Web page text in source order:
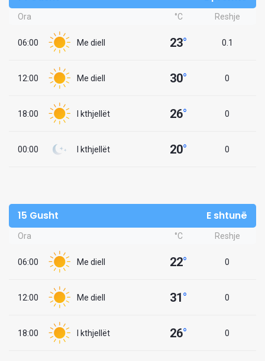
Ora °C Reshje
06:00 Me diell 23° 0.1
12:00 Me diell 30° 0
18:00 I kthjellët 26° 0
00:00 I kthjellët 20° 0
15 Gusht E shtunë
Ora °C Reshje
06:00 Me diell 22° 0
12:00 Me diell 31° 0
18:00 I kthjellët 26° 0